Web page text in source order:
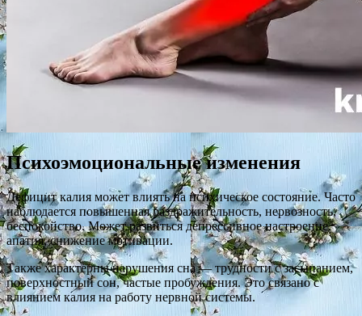
Психоэмоциональные изменения
Дефицит калия может влиять на психическое состояние. Часто
наблюдается повышенная раздражительность, нервозность,
беспокойство. Может развиться депрессивное настроение,
апатия, снижение мотивации.
Также характерны нарушения сна — трудности с засыпанием,
поверхностный сон, частые пробуждения. Это связано с
влиянием калия на работу нервной системы.